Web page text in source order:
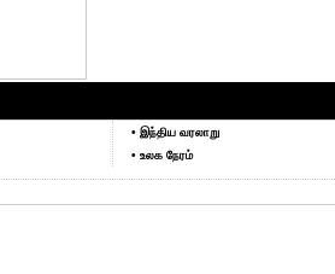
• இந்திய வரலாறு
• உலக நேரம்